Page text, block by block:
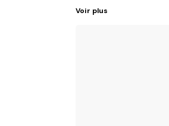
Voir plus